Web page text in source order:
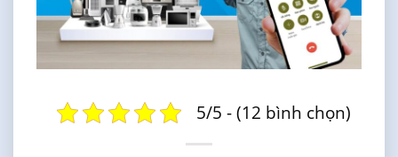
5/5 - (12 bình chọn)